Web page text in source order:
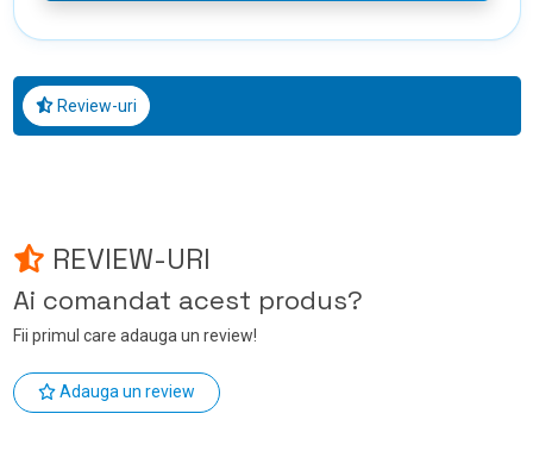
Review-uri
REVIEW-URI
Ai comandat acest produs?
Fii primul care adauga un review!
Adauga un review